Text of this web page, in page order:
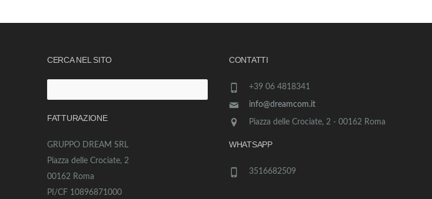
CERCA NEL SITO
per:
FATTURAZIONE
GRUPPO DREAM SRL
Piazza delle Crociate, 2
00162 Roma
PI/CF 10896871000
CONTATTI
+39 06 4818341
info@dreamcom.it
Piazza delle Crociate, 2 - 00162 Roma
WHATSAPP
3516682509